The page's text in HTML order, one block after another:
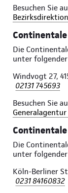
Besuchen Sie
Die
unter folgender
Windvogt 27,
02131 745693
Besuchen Sie
Die
unter folgender
Köln-Berliner
0231 84160832